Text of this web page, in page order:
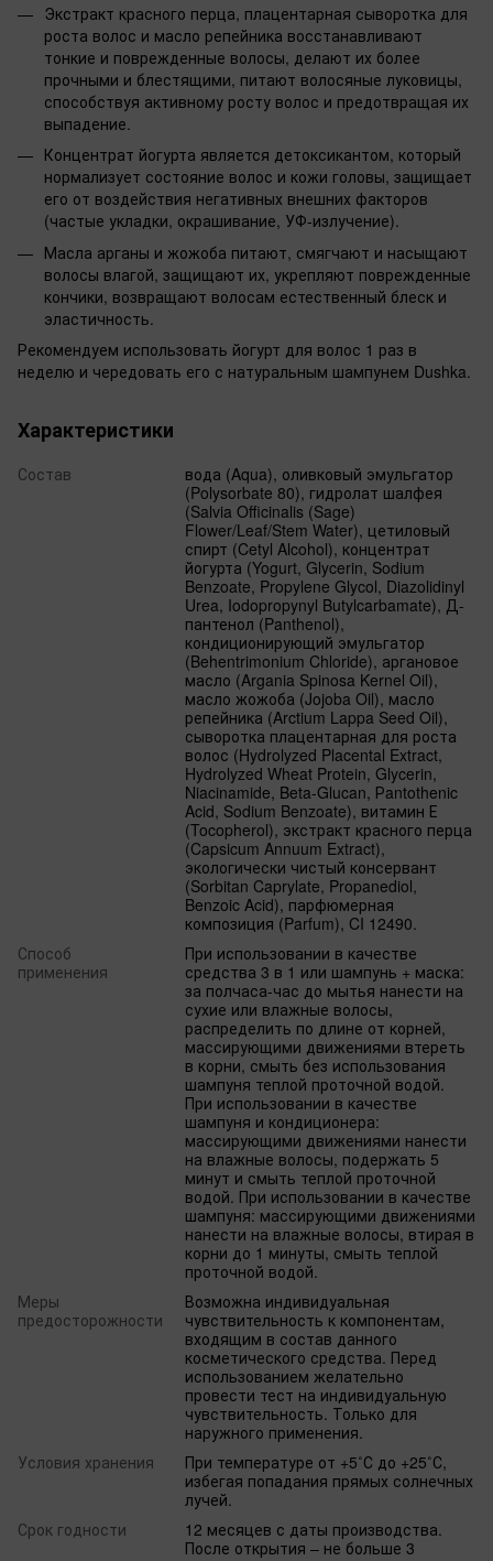
Экстракт красного перца, плацентарная сыворотка для
роста волос и масло репейника восстанавливают
тонкие и поврежденные волосы, делают их более
прочными и блестящими, питают волосяные луковицы,
способствуя активному росту волос и предотвращая их
выпадение.
Концентрат йогурта является детоксикантом, который
нормализует состояние волос и кожи головы, защищает
его от воздействия негативных внешних факторов
(частые укладки, окрашивание, УФ-излучение).
Масла арганы и жожоба питают, смягчают и насыщают
волосы влагой, защищают их, укрепляют поврежденные
кончики, возвращают волосам естественный блеск и
эластичность.
Рекомендуем использовать йогурт для волос 1 раз в
неделю и чередовать его с натуральным шампунем Dushka.
Характеристики
Состав
вода (Aqua), оливковый эмульгатор
(Polysorbate 80), гидролат шалфея
(Salvia Officinalis (Sage)
Flower/Leaf/Stem Water), цетиловый
спирт (Cetyl Alcohol), концентрат
йогурта (Yogurt, Glycerin, Sodium
Benzoate, Propylene Glycol, Diazolidinyl
Urea, Iodopropynyl Butylcarbamate), Д-
пантенол (Panthenol),
кондиционирующий эмульгатор
(Behentrimonium Chloride), аргановое
масло (Argania Spinosa Kernel Oil),
масло жожоба (Jojoba Oil), масло
репейника (Arctium Lappa Seed Oil),
сыворотка плацентарная для роста
волос (Hydrolyzed Placental Extract,
Hydrolyzed Wheat Protein, Glycerin,
Niacinamide, Beta-Glucan, Рantothenic
Acid, Sodium Benzoate), витамин Е
(Tocopherol), экстракт красного перца
(Capsicum Annuum Extract),
экологически чистый консервант
(Sorbitan Caprylate, Propanediol,
Benzoic Acid), парфюмерная
композиция (Parfum), CI 12490.
Способ
применения
При использовании в качестве
средства 3 в 1 или шампунь + маска:
за полчаса-час до мытья нанести на
сухие или влажные волосы,
распределить по длине от корней,
массирующими движениями втереть
в корни, смыть без использования
шампуня теплой проточной водой.
При использовании в качестве
шампуня и кондиционера:
массирующими движениями нанести
на влажные волосы, подержать 5
минут и смыть теплой проточной
водой. При использовании в качестве
шампуня: массирующими движениями
нанести на влажные волосы, втирая в
корни до 1 минуты, смыть теплой
проточной водой.
Меры
предосторожности
Возможна индивидуальная
чувствительность к компонентам,
входящим в состав данного
косметического средства. Перед
использованием желательно
провести тест на индивидуальную
чувствительность. Только для
наружного применения.
Условия хранения
При температуре от +5˚С до +25˚С,
избегая попадания прямых солнечных
лучей.
Срок годности
12 месяцев с даты производства.
После открытия – не больше 3